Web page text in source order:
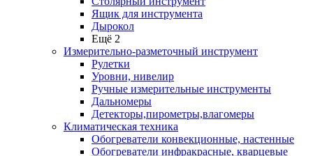
Ящик для инструмента
Дырокол
Ещё 2
Измерительно-разметочный инструмент
Рулетки
Уровни, нивелир
Ручные измерительные инструменты
Дальномеры
Детекторы,пирометры,влагомеры
Климатическая техника
Обогреватели конвекционные, настенные
Обогреватели инфракрасные, кварцевые